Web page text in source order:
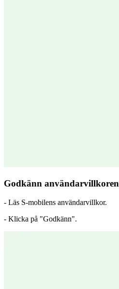
Godkänn användarvillkoren
- Läs S-mobilens användarvillkor.
- Klicka på "Godkänn".